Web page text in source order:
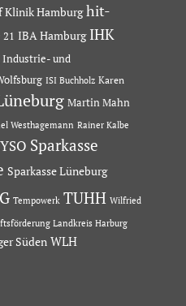
Klinik Hamburg hit-
21 IBA Hamburg IHK
Industrie- und
ISI Buchholz Karen
Martin Mahn
Westhagemann Rainer Kalbe
Sparkasse
Sparkasse Lüneburg
Tempowerk TUHH Wilfried
Landkreis Harburg
Süden WLH